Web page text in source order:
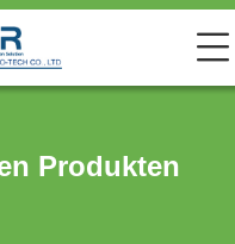
Produkten